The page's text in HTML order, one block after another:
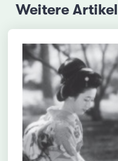
Weitere Artikel